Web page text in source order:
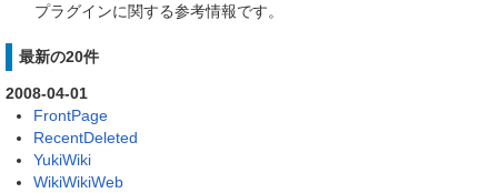
プラグインに関する参考情報です。
最新の20件
2008-04-01
FrontPage
RecentDeleted
YukiWiki
WikiWikiWeb